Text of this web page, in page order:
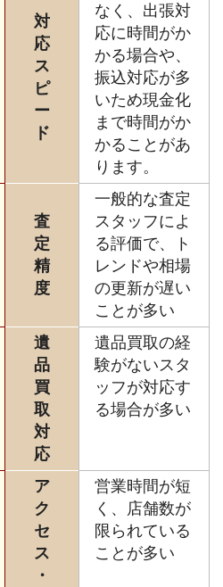
対
応
ス
ピ
ー
ド
なく、出張対
応に時間がか
かる場合や、
振込対応が多
いため現金化
まで時間がか
かることがあ
ります。
査
定
精
度
一般的な査定
スタッフによ
る評価で、ト
レンドや相場
の更新が遅い
ことが多い
遺
品
買
取
対
応
遺品買取の経
験がないスタ
ッフが対応す
る場合が多い
ア
ク
セ
ス
・
営業時間が短
く、店舗数が
限られている
ことが多い